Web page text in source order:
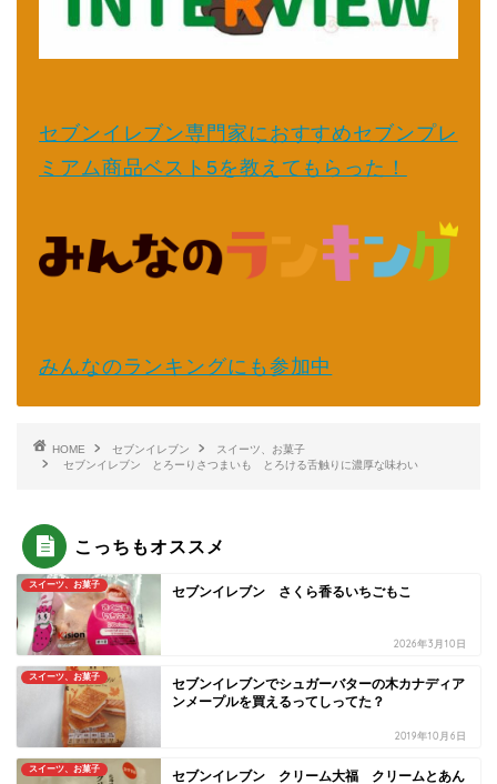
セブンイレブン専門家におすすめセブンプレ
ミアム商品ベスト5を教えてもらった！
みんなのランキングにも参加中
HOME セブンイレブン
スイーツ、お菓子
セブンイレブン とろーりさつまいも とろける舌触りに濃厚な味わい
こっちもオススメ
スイーツ、お菓子 セブンイレブン さくら香るいちごもこ
2026年3月10日
スイーツ、お菓子
セブンイレブンでシュガーバターの木カナディア
ンメープルを買えるってしってた？
2019年10月6日
スイーツ、お菓子 セブンイレブン クリーム大福 クリームとあん